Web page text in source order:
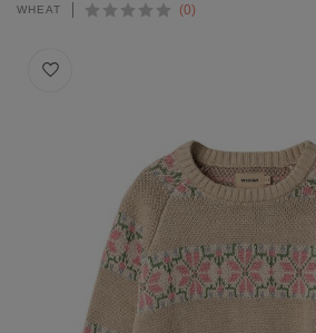
WHEAT (0)